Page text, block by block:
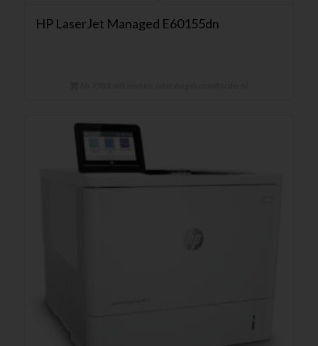
HP LaserJet Managed E60155dn